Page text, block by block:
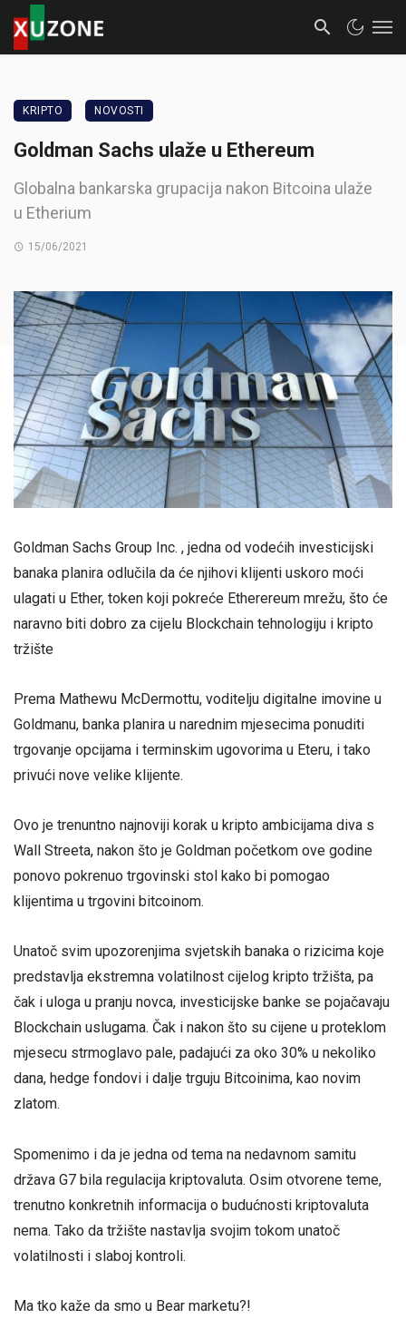
KRIPTO NOVOSTI
Goldman Sachs ulaže u Ethereum
Globalna bankarska grupacija nakon Bitcoina ulaže
u Etherium
15/06/2021
Goldman Sachs Group Inc. , jedna od vodećih investicijski
banaka planira odlučila da će njihovi klijenti uskoro moći
ulagati u Ether, token koji pokreće Etherereum mrežu, što će
naravno biti dobro za cijelu Blockchain tehnologiju i kripto
tržište
Prema Mathewu McDermottu, voditelju digitalne imovine u
Goldmanu, banka planira u narednim mjesecima ponuditi
trgovanje opcijama i terminskim ugovorima u Eteru, i tako
privući nove velike klijente.
Ovo je trenuntno najnoviji korak u kripto ambicijama diva s
Wall Streeta, nakon što je Goldman početkom ove godine
ponovo pokrenuo trgovinski stol kako bi pomogao
klijentima u trgovini bitcoinom.
Unatoč svim upozorenjima svjetskih banaka o rizicima koje
predstavlja ekstremna volatilnost cijelog kripto tržišta, pa
čak i uloga u pranju novca, investicijske banke se pojačavaju
Blockchain uslugama. Čak i nakon što su cijene u proteklom
mjesecu strmoglavo pale, padajući za oko 30% u nekoliko
dana, hedge fondovi i dalje trguju Bitcoinima, kao novim
zlatom.
Spomenimo i da je jedna od tema na nedavnom samitu
država G7 bila regulacija kriptovaluta. Osim otvorene teme,
trenutno konkretnih informacija o budućnosti kriptovaluta
nema. Tako da tržište nastavlja svojim tokom unatoč
volatilnosti i slaboj kontroli.
Ma tko kaže da smo u Bear marketu?!